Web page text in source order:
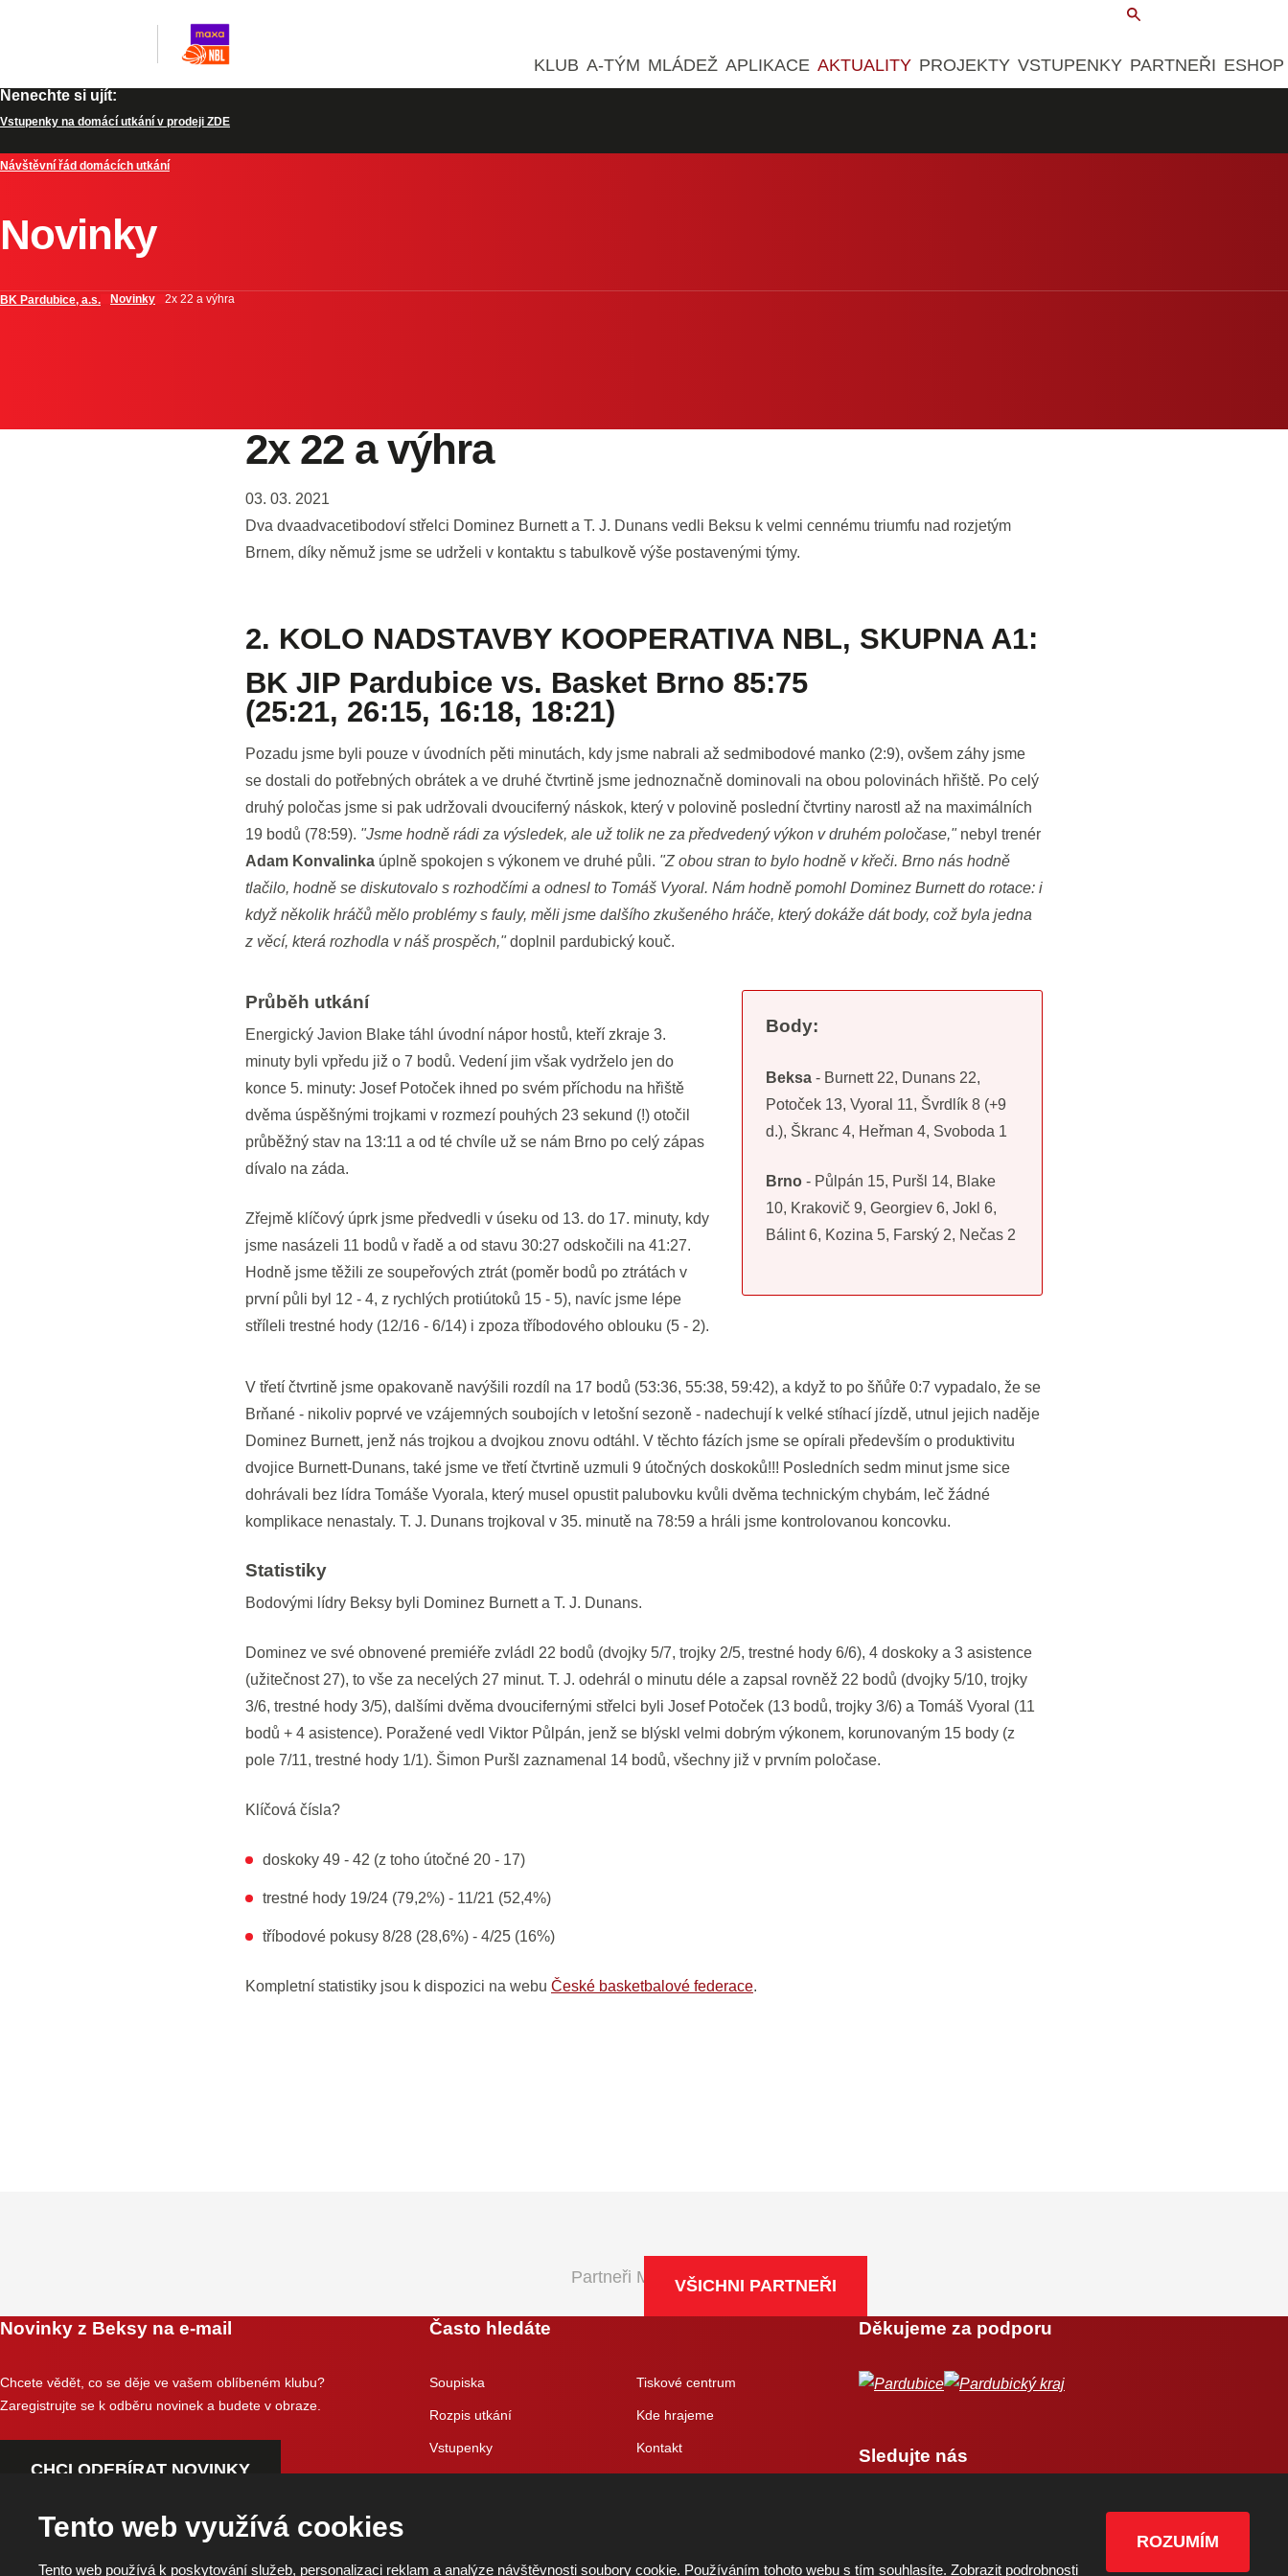
KLUB A-TÝM MLÁDEŽ APLIKACE AKTUALITY PROJEKTY VSTUPENKY PARTNEŘI ESHOP
Nenechte si ujít:
Vstupenky na domácí utkání v prodeji ZDE
Návštěvní řád domácích utkání
Novinky
BK Pardubice, a.s. Novinky 2x 22 a výhra
2x 22 a výhra
03. 03. 2021
Dva dvaadvacetibodoví střelci Dominez Burnett a T. J. Dunans vedli Beksu k velmi cennému triumfu nad rozjetým
Brnem, díky němuž jsme se udrželi v kontaktu s tabulkově výše postavenými týmy.
2. KOLO NADSTAVBY KOOPERATIVA NBL, SKUPNA A1:
BK JIP Pardubice vs. Basket Brno 85:75
(25:21, 26:15, 16:18, 18:21)
Pozadu jsme byli pouze v úvodních pěti minutách, kdy jsme nabrali až sedmibodové manko (2:9), ovšem záhy jsme
se dostali do potřebných obrátek a ve druhé čtvrtině jsme jednoznačně dominovali na obou polovinách hřiště. Po celý
druhý poločas jsme si pak udržovali dvouciferný náskok, který v polovině poslední čtvrtiny narostl až na maximálních
19 bodů (78:59). "Jsme hodně rádi za výsledek, ale už tolik ne za předvedený výkon v druhém poločase," nebyl trenér
Adam Konvalinka úplně spokojen s výkonem ve druhé půli. "Z obou stran to bylo hodně v křeči. Brno nás hodně
tlačilo, hodně se diskutovalo s rozhodčími a odnesl to Tomáš Vyoral. Nám hodně pomohl Dominez Burnett do rotace: i
když několik hráčů mělo problémy s fauly, měli jsme dalšího zkušeného hráče, který dokáže dát body, což byla jedna
z věcí, která rozhodla v náš prospěch,"doplnil pardubický kouč.
Průběh utkání
Energický Javion Blake táhl úvodní nápor hostů, kteří zkraje 3.
minuty byli vpředu již o 7 bodů. Vedení jim však vydrželo jen do
konce 5. minuty: Josef Potoček ihned po svém příchodu na hřiště
dvěma úspěšnými trojkami v rozmezí pouhých 23 sekund (!) otočil
průběžný stav na 13:11 a od té chvíle už se nám Brno po celý zápas
dívalo na záda.
Zřejmě klíčový úprk jsme předvedli v úseku od 13. do 17. minuty, kdy
jsme nasázeli 11 bodů v řadě a od stavu 30:27 odskočili na 41:27.
Hodně jsme těžili ze soupeřových ztrát (poměr bodů po ztrátách v
první půli byl 12 - 4, z rychlých protiútoků 15 - 5), navíc jsme lépe
stříleli trestné hody (12/16 - 6/14) i zpoza tříbodového oblouku (5 - 2).
Body:
Beksa - Burnett 22, Dunans 22,
Potoček 13, Vyoral 11, Švrdlík 8 (+9
d.), Škranc 4, Heřman 4, Svoboda 1
Brno - Půlpán 15, Puršl 14, Blake
10, Krakovič 9, Georgiev 6, Jokl 6,
Bálint 6, Kozina 5, Farský 2, Nečas 2
V třetí čtvrtině jsme opakovaně navýšili rozdíl na 17 bodů (53:36, 55:38, 59:42), a když to po šňůře 0:7 vypadalo, že se
Brňané - nikoliv poprvé ve vzájemných soubojích v letošní sezoně - nadechují k velké stíhací jízdě, utnul jejich naděje
Dominez Burnett, jenž nás trojkou a dvojkou znovu odtáhl. V těchto fázích jsme se opírali především o produktivitu
dvojice Burnett-Dunans, také jsme ve třetí čtvrtině uzmuli 9 útočných doskoků!!! Posledních sedm minut jsme sice
dohrávali bez lídra Tomáše Vyorala, který musel opustit palubovku kvůli dvěma technickým chybám, leč žádné
komplikace nenastaly. T. J. Dunans trojkoval v 35. minutě na 78:59 a hráli jsme kontrolovanou koncovku.
Statistiky
Bodovými lídry Beksy byli Dominez Burnett a T. J. Dunans.
Dominez ve své obnovené premiéře zvládl 22 bodů (dvojky 5/7, trojky 2/5, trestné hody 6/6), 4 doskoky a 3 asistence
(užitečnost 27), to vše za necelých 27 minut. T. J. odehrál o minutu déle a zapsal rovněž 22 bodů (dvojky 5/10, trojky
3/6, trestné hody 3/5), dalšími dvěma dvoucifernými střelci byli Josef Potoček (13 bodů, trojky 3/6) a Tomáš Vyoral (11
bodů + 4 asistence). Poražené vedl Viktor Půlpán, jenž se blýskl velmi dobrým výkonem, korunovaným 15 body (z
pole 7/11, trestné hody 1/1). Šimon Puršl zaznamenal 14 bodů, všechny již v prvním poločase.
Klíčová čísla?
doskoky 49 - 42 (z toho útočné 20 - 17)
trestné hody 19/24 (79,2%) - 11/21 (52,4%)
tříbodové pokusy 8/28 (28,6%) - 4/25 (16%)
Kompletní statistiky jsou k dispozici na webu České basketbalové federace.
Partneři Maxa NBLVŠICHNI PARTNEŘI
Novinky z Beksy na e-mail
Chcete vědět, co se děje ve vašem oblíbeném klubu?
Zaregistrujte se k odběru novinek a budete v obraze.
CHCI ODEBÍRAT NOVINKY
Často hledáte
Soupiska
Rozpis utkání
Vstupenky
Tiskové centrum
Kde hrajeme
Kontakt
Děkujeme za podporu
Sledujte nás
Copyright © 2026, BK Pardubice, a.s. | Vytvořila eBRÁNA
Tento web využívá cookies
Tento web používá k poskytování služeb, personalizaci reklam a analýze návštěvnosti soubory cookie. Používáním tohoto webu s tím souhlasíte. Zobrazit podrobnosti
ROZUMÍM